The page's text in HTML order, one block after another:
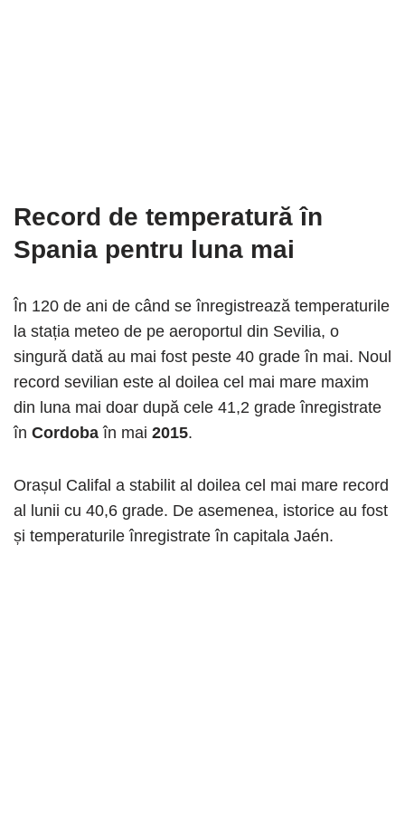
Record de temperatură în
Spania pentru luna mai
În 120 de ani de când se înregistrează temperaturile
la stația meteo de pe aeroportul din Sevilia, o
singură dată au mai fost peste 40 grade în mai. Noul
record sevilian este al doilea cel mai mare maxim
din luna mai doar după cele 41,2 grade înregistrate
în Cordoba în mai 2015.
Orașul Califal a stabilit al doilea cel mai mare record
al lunii cu 40,6 grade. De asemenea, istorice au fost
și temperaturile înregistrate în capitala Jaén.